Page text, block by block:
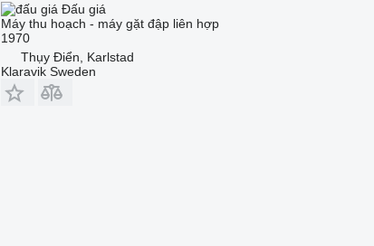
Đấu giá
Máy thu hoạch - máy gặt đập liên hợp
1970
Thụy Điển, Karlstad
Klaravik Sweden